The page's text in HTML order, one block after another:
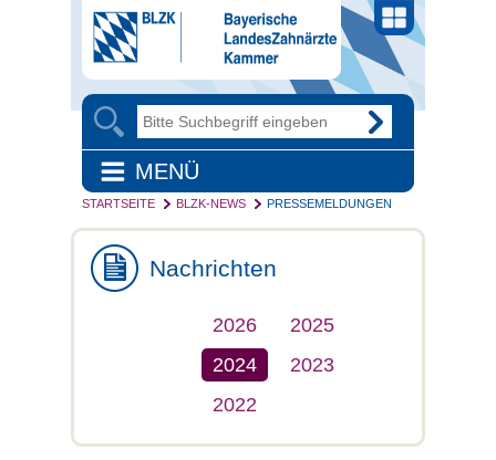
MENÜ
STARTSEITE BLZK-NEWS PRESSEMELDUNGEN
Nachrichten
2026
2025
2024
2023
2022